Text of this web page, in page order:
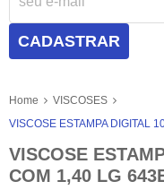
CADASTRAR
Home
VISCOSES
VISCOSE ESTAMPA DIGITAL
VISCOSE
COM 1,40 LG